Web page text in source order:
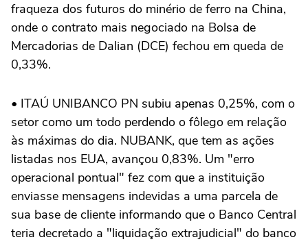
fraqueza dos futuros do minério de ferro na China,
onde o contrato mais negociado na Bolsa de
Mercadorias de Dalian (DCE) fechou em queda de
0,33%.
• ITAÚ UNIBANCO PN subiu apenas 0,25%, com o
setor como um todo perdendo o fôlego em relação
às máximas do dia. NUBANK, que tem as ações
listadas nos EUA, avançou 0,83%. Um "erro
operacional pontual" fez com que a instituição
enviasse mensagens indevidas a uma parcela de
sua base de cliente informando que o Banco Central
teria decretado a "liquidação extrajudicial" do banco